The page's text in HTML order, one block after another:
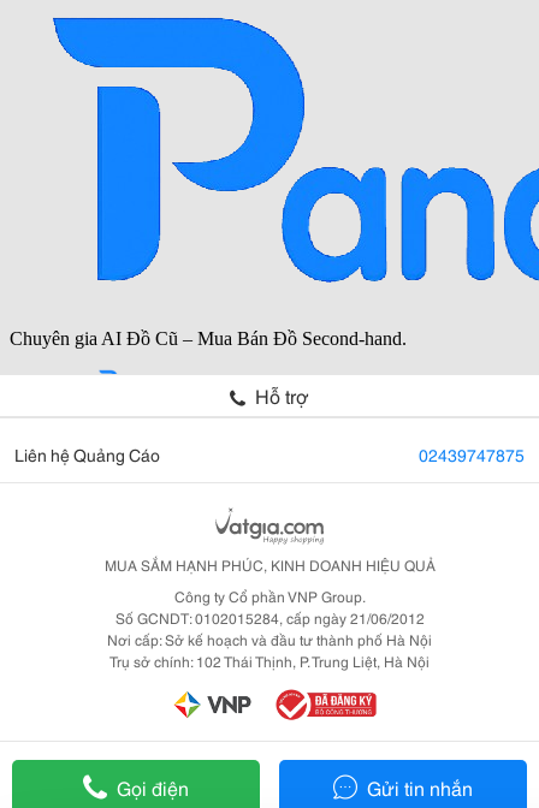
Gọi điện Gửi tin nhắn
Hỗ trợ
Liên hệ Quảng Cáo 02439747875
MUA SẮM HẠNH PHÚC, KINH DOANH HIỆU QUẢ
Công ty Cổ phần VNP Group.
Số GCNDT: 0102015284, cấp ngày 21/06/2012
Nơi cấp: Sở kế hoạch và đầu tư thành phố Hà Nội
Trụ sở chính: 102 Thái Thịnh, P. Trung Liệt, Hà Nội